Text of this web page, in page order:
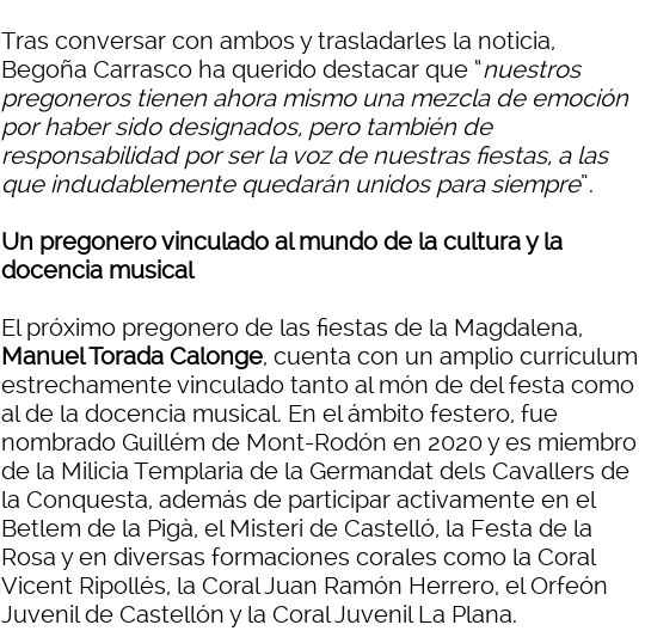
Tras conversar con ambos y trasladarles la noticia,
Begoña Carrasco ha querido destacar que “nuestros
pregoneros tienen ahora mismo una mezcla de emoción
por haber sido designados, pero también de
responsabilidad por ser la voz de nuestras fiestas, a las
que indudablemente quedarán unidos para siempre”.
Un pregonero vinculado al mundo de la cultura y la
docencia musical
El próximo pregonero de las fiestas de la Magdalena,
Manuel Torada Calonge, cuenta con un amplio currículum
estrechamente vinculado tanto al món de del festa como
al de la docencia musical. En el ámbito festero, fue
nombrado Guillém de Mont-Rodón en 2020 y es miembro
de la Milicia Templaria de la Germandat dels Cavallers de
la Conquesta, además de participar activamente en el
Betlem de la Pigà, el Misteri de Castelló, la Festa de la
Rosa y en diversas formaciones corales como la Coral
Vicent Ripollés, la Coral Juan Ramón Herrero, el Orfeón
Juvenil de Castellón y la Coral Juvenil La Plana.